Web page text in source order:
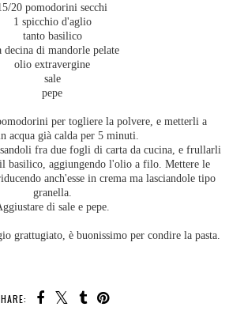
20 pomodorini secchi
1 spicchio d'aglio
tanto basilico
decina di mandorle pelate
olio extravergine
sale
pepe
per togliere la polvere, e metterli a
acqua già calda per 5 minuti.
fra due fogli di carta da cucina, e frullarli
basilico, aggiungendo l'olio a filo. Mettere le
anch'esse in crema ma lasciandole tipo
granella.
di sale e pepe.
grattugiato, è buonissimo per condire la pasta.